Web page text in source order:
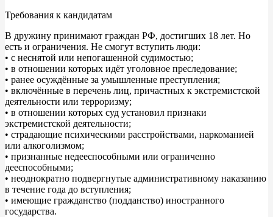
Требования к кандидатам
В дружину принимают граждан РФ, достигших 18 лет. Но
есть и ограничения. Не смогут вступить люди:
• с неснятой или непогашенной судимостью;
• в отношении которых идёт уголовное преследование;
• ранее осуждённые за умышленные преступления;
• включённые в перечень лиц, причастных к экстремистской
деятельности или терроризму;
• в отношении которых суд установил признаки
экстремистской деятельности;
• страдающие психическими расстройствами, наркоманией
или алкоголизмом;
• признанные недееспособными или ограниченно
дееспособными;
• неоднократно подвергнутые административному наказанию
в течение года до вступления;
• имеющие гражданство (подданство) иностранного
государства.